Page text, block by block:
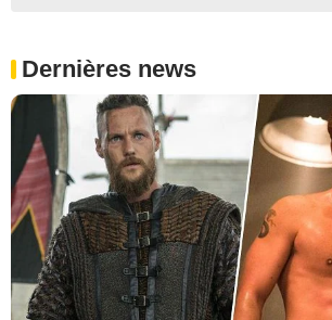
Dernières news